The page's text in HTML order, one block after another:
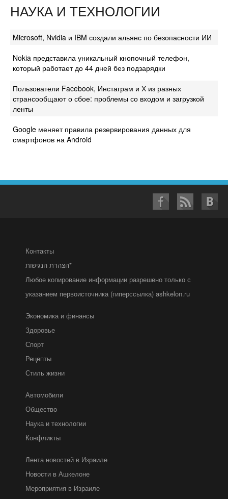
НАУКА И ТЕХНОЛОГИИ
Microsoft, Nvidia и IBM создали альянс по безопасности ИИ
Nokia представила уникальный кнопочный телефон,
который работает до 44 дней без подзарядки
Пользователи Facebook, Инстаграм и Х из разных
странсообщают о сбое: проблемы со входом и загрузкой
ленты
Google меняет правила резервирования данных для
смартфонов на Android
Контакты
הצהרת הנגישות*
Любое копирование информации разрешено только с
указанием первоисточника (гиперссылка) ashkelon.ru
Экономика и финансы
Здоровье
Спорт
Рецепты
Стиль жизни
Автомобили
Общество
Наука и технологии
Конфликты
Лента новостей в Израиле
Новости в Ашкелоне
Мероприятия в Израиле